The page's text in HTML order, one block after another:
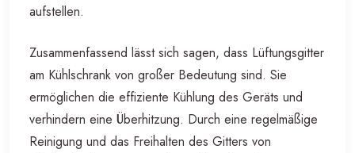
aufstellen.
Zusammenfassend lässt sich sagen, dass Lüftungsgitter
am Kühlschrank von großer Bedeutung sind. Sie
ermöglichen die effiziente Kühlung des Geräts und
verhindern eine Überhitzung. Durch eine regelmäßige
Reinigung und das Freihalten des Gitters von